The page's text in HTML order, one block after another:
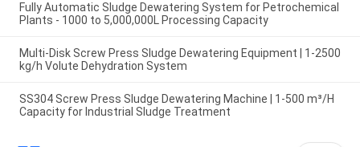
Fully Automatic Sludge Dewatering System for Petrochemical
Plants - 1000 to 5,000,000L Processing Capacity
Multi-Disk Screw Press Sludge Dewatering Equipment | 1-2500
kg/h Volute Dehydration System
SS304 Screw Press Sludge Dewatering Machine | 1-500 m³/H
Capacity for Industrial Sludge Treatment